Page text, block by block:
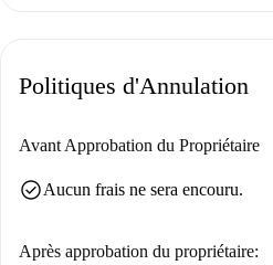
Politiques d'Annulation
Avant Approbation du Propriétaire
check_circleAucun frais ne sera encouru.
Après approbation du propriétaire: